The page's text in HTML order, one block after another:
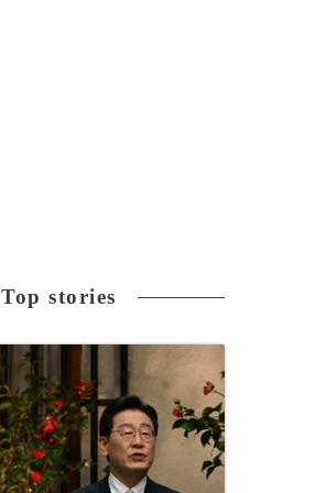
Top stories